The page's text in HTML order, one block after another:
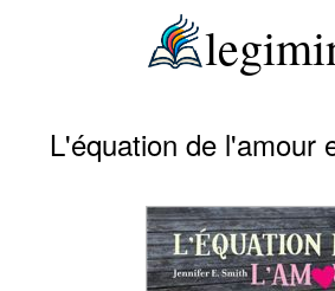
L'équation de l'amour